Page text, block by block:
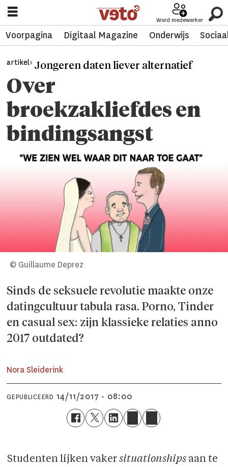
Word medewerker
Voorpagina Digitaal Magazine Onderwijs
artikel> Jongeren daten liever alternatief
Over
broekzakliefdes en
bindingsangst
© Guillaume Deprez
Sinds de seksuele revolutie maakte onze
datingcultuur tabula rasa. Porno, Tinder
en casual sex: zijn klassieke relaties anno
2017 outdated?
Nora Sleiderink
GEPUBLICEERD 14/11/2017 - 08:00
Studenten lijken vaker situationshipsaan te